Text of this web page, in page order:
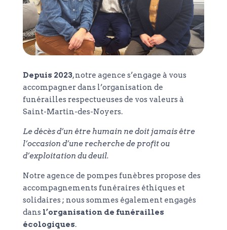
Depuis 2023, notre agence s’engage à vous
accompagner dans l’organisation de
funérailles respectueuses de vos valeurs à
Saint-Martin-des-Noyers.
Le décès d’un être humain ne doit jamais être
l’occasion d’une recherche de profit ou
d’exploitation du deuil.
Notre agence de pompes funèbres propose des
accompagnements funéraires éthiques et
solidaires ; nous sommes également engagés
dans l’organisation de funérailles
écologiques.